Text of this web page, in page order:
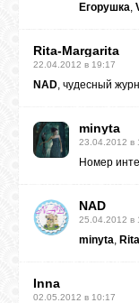
Егорушка,
Rita-Margarita
22.04.2012 в 19:17
NAD, чудесный
minyta
23.04.2012 в
Номер
NAD
25.04.2012 в
minyta,
Inna
02.05.2012 в 10:17